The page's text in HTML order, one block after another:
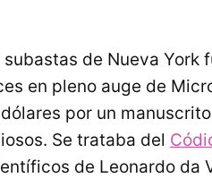
de Nueva York
en pleno auge de
por un
Se trataba del
de Leonardo da